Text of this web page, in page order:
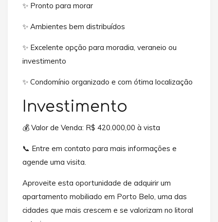
✨ Pronto para morar
✨ Ambientes bem distribuídos
✨ Excelente opção para moradia, veraneio ou
investimento
✨ Condomínio organizado e com ótima localização
Investimento
💰 Valor de Venda: R$ 420.000,00 à vista
📞 Entre em contato para mais informações e
agende uma visita.
Aproveite esta oportunidade de adquirir um
apartamento mobiliado em Porto Belo, uma das
cidades que mais crescem e se valorizam no litoral